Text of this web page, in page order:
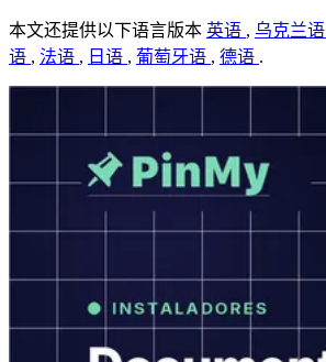
本文还提供以下语言版本 英语 , 乌克兰语
语 , 法语 , 日语 , 葡萄牙语 , 德语 .